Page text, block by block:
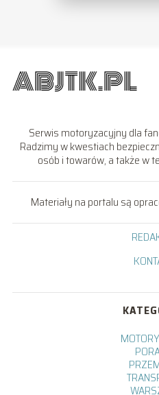
Serwis motoryzacyjny dla
Radzimy w kwestiach
osób i towarów, a także w
Materiały na portalu są